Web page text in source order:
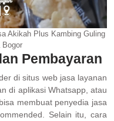
Akikah Plus Kambing Guling
Bogor
Pembayaran
di situs web jasa layanan
di aplikasi Whatsapp, atau
membuat penyedia jasa
Selain itu, cara